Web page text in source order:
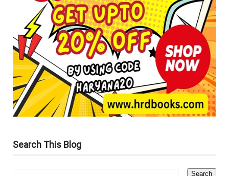
Search This Blog